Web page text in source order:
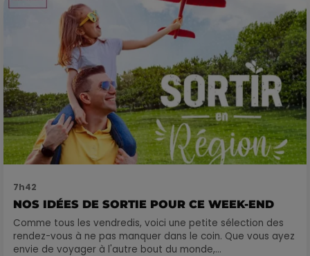
7h42
NOS IDÉES DE SORTIE POUR CE WEEK-END
Comme tous les vendredis, voici une petite sélection des
rendez-vous à ne pas manquer dans le coin. Que vous ayez
envie de voyager à l'autre bout du monde,...